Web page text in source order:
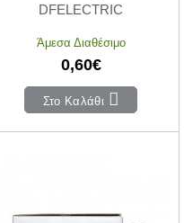
DFELECTRIC
Άμεσα Διαθέσιμο
0,60€
Στο Καλάθι